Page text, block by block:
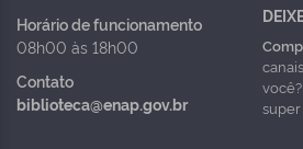
Horário de funcionamento
08h00 às 18h00
Contato
biblioteca@enap.gov.br